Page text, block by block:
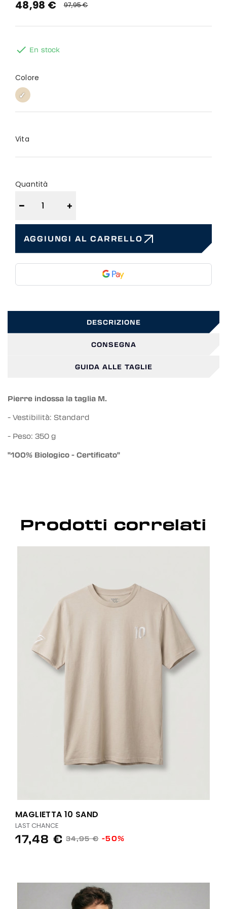
97,95 €
48,98 €
 En stock
Colore
SABLE
Vita
Quantità
− +
AGGIUNGI AL CARRELLO
DESCRIZIONE
CONSEGNA
GUIDA ALLE TAGLIE
Pierre indossa la taglia M.
- Vestibilità: Standard
- Peso: 350 g
"100% Biologico - Certificato"
Prodotti correlati
MAGLIETTA 10 SAND
LAST CHANCE
17,48 € 34,95 € -50%